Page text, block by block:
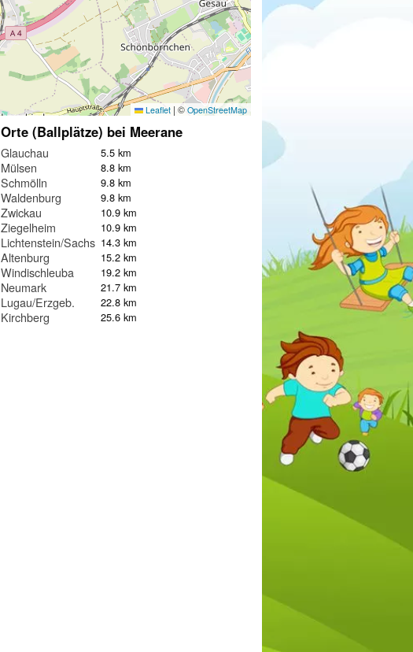
Leaflet | © OpenStreetMap
Orte (Ballplätze) bei Meerane
Glauchau 5.5 km
Mülsen 8.8 km
Schmölln 9.8 km
Waldenburg 9.8 km
Zwickau 10.9 km
Ziegelheim 10.9 km
Lichtenstein/Sachsen14.3 km
Altenburg 15.2 km
Windischleuba 19.2 km
Neumark 21.7 km
Lugau/Erzgeb. 22.8 km
Kirchberg 25.6 km